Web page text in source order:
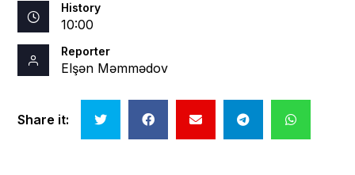
History
10:00
Reporter
Elşən Məmmədov
Share it: